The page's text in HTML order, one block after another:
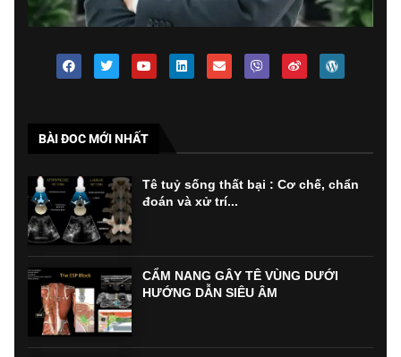
BÀI ĐOC MỚI NHẤT
Tê tuỷ sống thất bại : Cơ chế, chẩn
đoán và xử trí...
CẨM NANG GÂY TÊ VÙNG DƯỚI
HƯỚNG DẪN SIÊU ÂM